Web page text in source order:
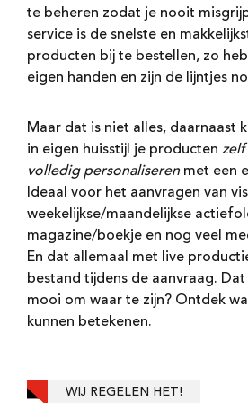
te beheren zodat je nooit
service is de snelste en
producten bij te bestellen, zo
eigen handen en zijn de lijntjes
Maar dat is niet alles, daarnaast
in eigen huisstijl je producten zelf
volledig personaliseren met een
Ideaal voor het aanvragen van
weekelijkse/maandelijkse
magazine/boekje en nog veel
En dat allemaal met live
bestand tijdens de aanvraag.
mooi om waar te zijn? Ontdek
kunnen betekenen.
WIJ REGELEN HET!